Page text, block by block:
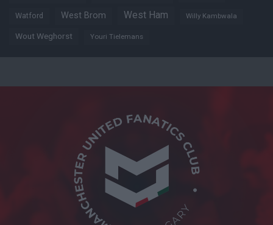
Watford West Brom West Ham Willy Kambwala
Wout Weghorst Youri Tielemans